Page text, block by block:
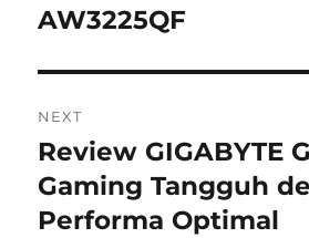
post:
AW3225QF
NEXT
Next
post:
Review GIGABYTE
Gaming Tangguh
Performa Optimal